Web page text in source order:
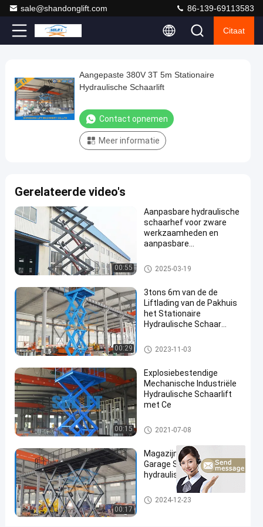
sale@shandonglift.com 86-139-69113583
Citaat
Video
Time
0:00/0:00
Loaded
Auto
Aangepaste
380V
3T
Hydraulische
Schaarlift
364
Meningen
opnemen
Deel
#
materiële
behandelingsliften
hydraulisch
liftplatform
#
de
hydraulische
schaarlift
3
T
8
M
y
d
r
a
u
l
Aangepaste 380V 3T 5m Stationaire
Hydraulische Schaarlift
Contact opnemen
Meer informatie
Gerelateerde video's
00:55
Aanpasbare hydraulische
schaarhef voor zware
werkzaamheden en
aanpasbare
Stationaire Hydraulische Scha
arlift
2025-03-19
00:29
3tons 6m van de de
Liftlading van de Pakhuis
het Stationaire
Hydraulische Schaar
Liftlijst
Stationaire Hydraulische Scha
arlift
2023-11-03
00:15
Explosiebestendige
Mechanische Industriële
Hydraulische Schaarlift
met Ce
Stationaire Hydraulische Scha
arlift
2021-07-08
00:17
Magazijn / Fabriek /
Garage Stationaire
hydraulische schaarlift
Stationaire Hydraulische Scha
arlift
2024-12-23